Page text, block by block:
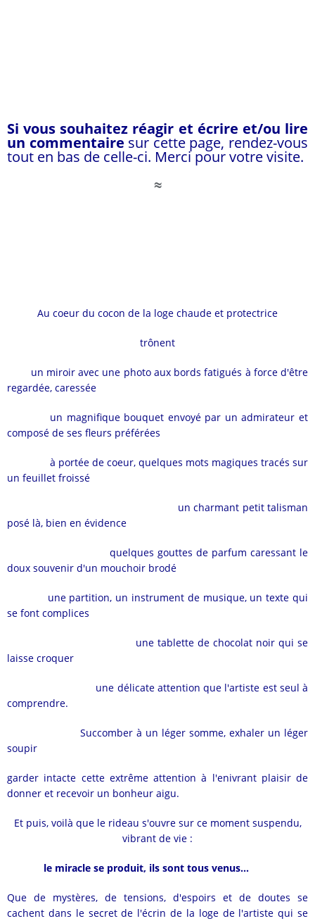
Si vous souhaitez réagir et écrire et/ou lire
un commentaire sur cette page, rendez-vous
tout en bas de celle-ci. Merci pour votre visite.
≈
Au coeur du cocon de la loge chaude et protectrice
trônent
un miroir avec une photo aux bords fatigués à force d'être
regardée, caressée
un magnifique bouquet envoyé par un admirateur et
composé de ses fleurs préférées
à portée de coeur, quelques mots magiques tracés sur
un feuillet froissé
un charmant petit talisman
posé là, bien en évidence
quelques gouttes de parfum caressant le
doux souvenir d'un mouchoir brodé
une partition, un instrument de musique, un texte qui
se font complices
une tablette de chocolat noir qui se
laisse croquer
une délicate attention que l'artiste est seul à
comprendre.
Succomber à un léger somme, exhaler un léger
soupir
garder intacte cette extrême attention à l'enivrant plaisir de
donner et recevoir un bonheur aigu.
Et puis, voilà que le rideau s'ouvre sur ce moment suspendu,
vibrant de vie :
le miracle se produit, ils sont tous venus...
Que de mystères, de tensions, d'espoirs et de doutes se
cachent dans le secret de l'écrin de la loge de l'artiste qui se